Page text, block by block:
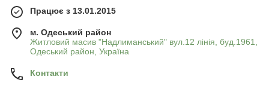
вибором для виноробів та господарств, орієнтованих на
переробку.
Працює з 13.01.2015
м. Одеський район
Житловий масив "Надлиманський" вул.12 лінія, буд.1961,
Одеський район, Україна
Контакти